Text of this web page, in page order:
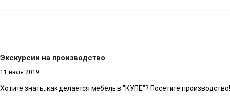
Экскурсии на производство
11 июля 2019
Хотите знать, как делается мебель в "КУПЕ"? Посетите производство!